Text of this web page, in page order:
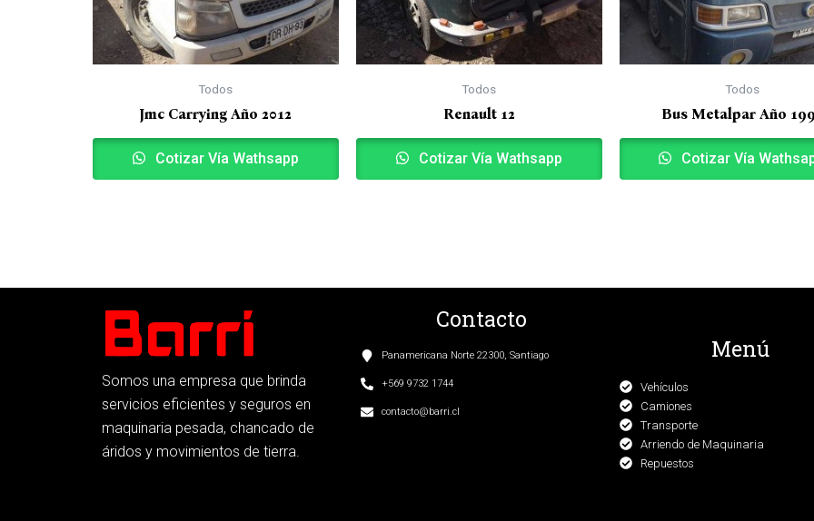
Todos
Jmc Carrying Año 2012
Cotizar Vía Wathsapp
Todos
Renault 12
Cotizar Vía Wathsapp
Todos
Bus Metalpar Año
Cotizar Vía
Somos una empresa que brinda
servicios eficientes y seguros en
maquinaria pesada, chancado de
áridos y movimientos de tierra.
Contacto
Panamericana Norte 22300, Santiago
+569 9732 1744
contacto@barri.cl
Menú
Vehículos
Camiones
Transporte
Arriendo de Maquinaria
Repuestos